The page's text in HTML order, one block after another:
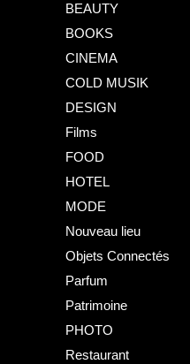
BEAUTY
BOOKS
CINEMA
COLD MUSIK
DESIGN
Films
FOOD
HOTEL
MODE
Nouveau lieu
Objets Connectés
Parfum
Patrimoine
PHOTO
Restaurant